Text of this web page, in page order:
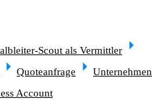
Scout als Vermittler
Quoteanfrage
Unternehmen
Account